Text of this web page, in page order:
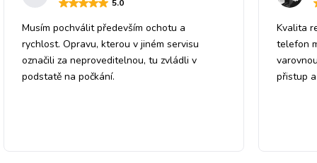
5.0
Musím pochválit především ochotu a
rychlost. Opravu, kterou v jiném servisu
označili za neproveditelnou, tu zvládli v
podstatě na počkání.
Kvalita
telefon
přistup